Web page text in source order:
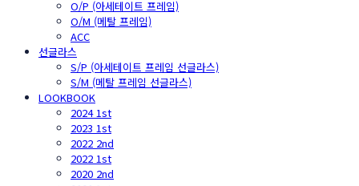
O/P (아세테이트 프레임)
O/M (메탈 프레임)
ACC
선글라스
S/P (아세테이트 프레임 선글라스)
S/M (메탈 프레임 선글라스)
LOOKBOOK
2024 1st
2023 1st
2022 2nd
2022 1st
2020 2nd